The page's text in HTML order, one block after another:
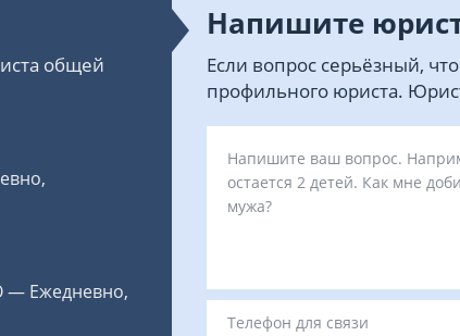
общей
— Ежедневно,
Напишите
Если вопрос серьёзный,
профильного юриста.